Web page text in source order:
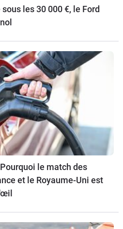
sous les 30 000 €, le Ford
le match des
et le Royaume-Uni est